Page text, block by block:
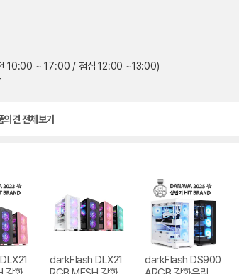
10:00 ~ 17:00 / 점심 12:00 ~13:00)
의견 전체보기
darkFlash DLX21
darkFlash DS900